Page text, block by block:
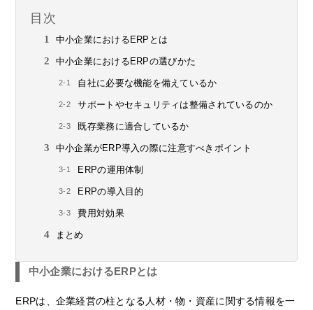
目次
中小企業におけるERPとは
中小企業におけるERPの選びかた
自社に必要な機能を備えているか
サポートやセキュリティは整備されているのか
既存業務に適合しているか
中小企業がERP導入の際に注意すべきポイント
ERPの運用体制
ERPの導入目的
費用対効果
まとめ
中小企業におけるERPとは
ERPは、企業経営の柱となる人材・物・資産に関する情報を一